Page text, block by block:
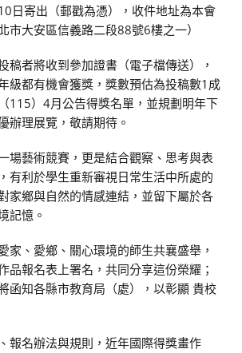
日寄出（郵戳為憑），收件地址為本會
市大安區信義路二段88號6樓之一）
稿者將收到參加證書（電子檔傳送），
級都有機會獲獎，獎數預估為投稿數1成
115）4月公告得獎名單，並規劃明年下
辦理展覽，敬請期待。
場藝術競賽，更是結合觀察、思考與表
有利於學生重新審視日常生活中所處的
家鄉與自然的情感連結，並留下屬於各
記憶。
家、愛鄉、關心環境的師生共襄盛舉，
品報名表上署名，共同分享這份榮耀；
函知各縣市教育局（處），以彰顯 貴校
報名辦法與規則，近年國際得獎畫作